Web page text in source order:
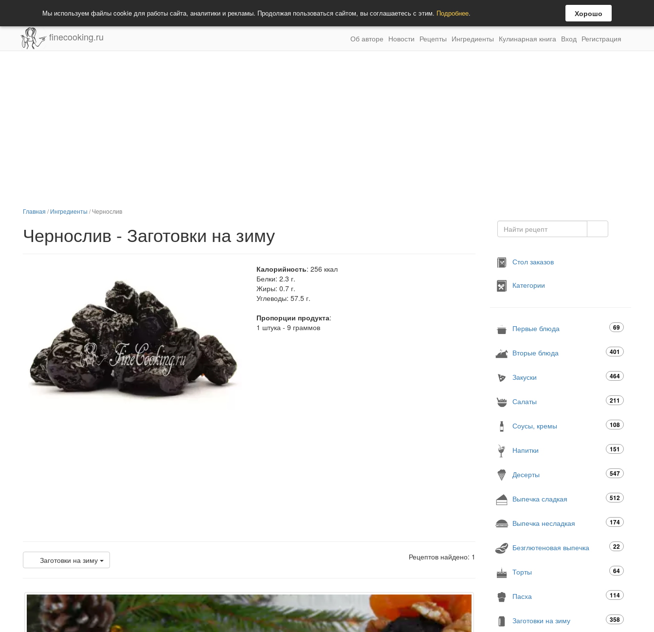
Мы используем файлы cookie для работы сайта, аналитики и рекламы. Продолжая пользоваться сайтом, вы соглашаетесь с этим. Подробнее. Хорошо
finecooking.ru Об авторе Новости Рецепты Ингредиенты Кулинарная книга Вход Регистрация
Главная /Ингредиенты /Чернослив
Чернослив - Заготовки на зиму
Калорийность: 256 ккал
Белки: 2.3 г.
Жиры: 0.7 г.
Углеводы: 57.5 г.
Пропорции продукта:
1 штука - 9 граммов
Заготовки на зиму Рецептов найдено: 1
Стол заказов
Категории
Первые блюда 69
Вторые блюда 401
Закуски 464
Салаты 211
Соусы, кремы 108
Напитки 151
Десерты 547
Выпечка сладкая 512
Выпечка несладкая 174
Безглютеновая выпечка 22
Торты 64
Пасха 114
Заготовки на зиму 358